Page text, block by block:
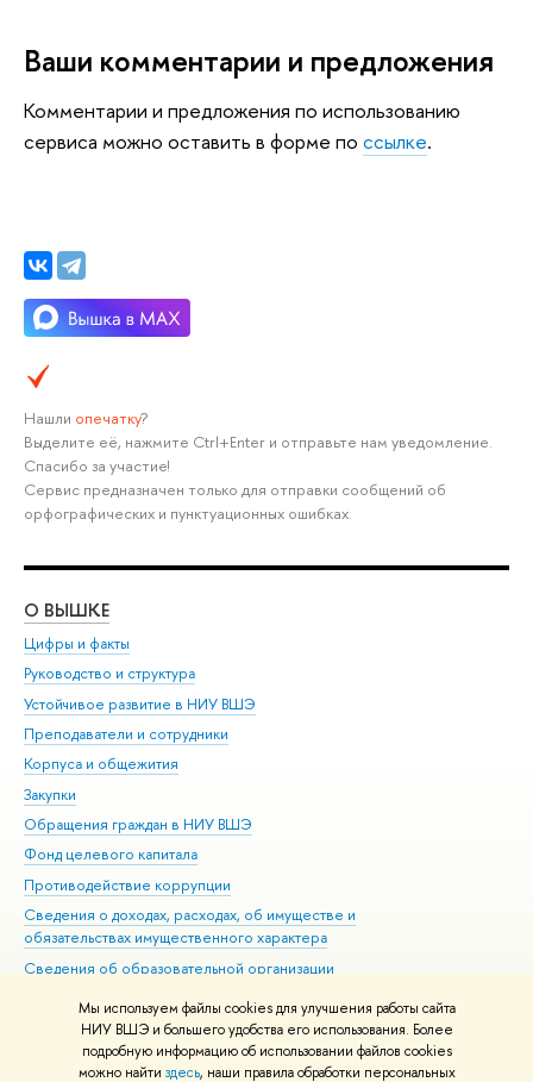
Мы используем файлы cookies для улучшения работы сайта
НИУ ВШЭ и большего удобства его использования. Более
подробную информацию об использовании файлов cookies
можно найти здесь, наши правила обработки персональных
Ваши комментарии и предложения
Комментарии и предложения по использованию
сервиса можно оставить в форме по ссылке.
Нашли опечатку?
Выделите её, нажмите Ctrl+Enter и отправьте нам уведомление.
Спасибо за участие!
Сервис предназначен только для отправки сообщений об
орфографических и пунктуационных ошибках.
О ВЫШКЕ
Цифры и факты
Руководство и структура
Устойчивое развитие в НИУ ВШЭ
Преподаватели и сотрудники
Корпуса и общежития
Закупки
Обращения граждан в НИУ ВШЭ
Фонд целевого капитала
Противодействие коррупции
Сведения о доходах, расходах, об имуществе и
обязательствах имущественного характера
Сведения об образовательной организации
Людям с ограниченными возможностями здоровья
Единая платежная страница
Работа в Вышке